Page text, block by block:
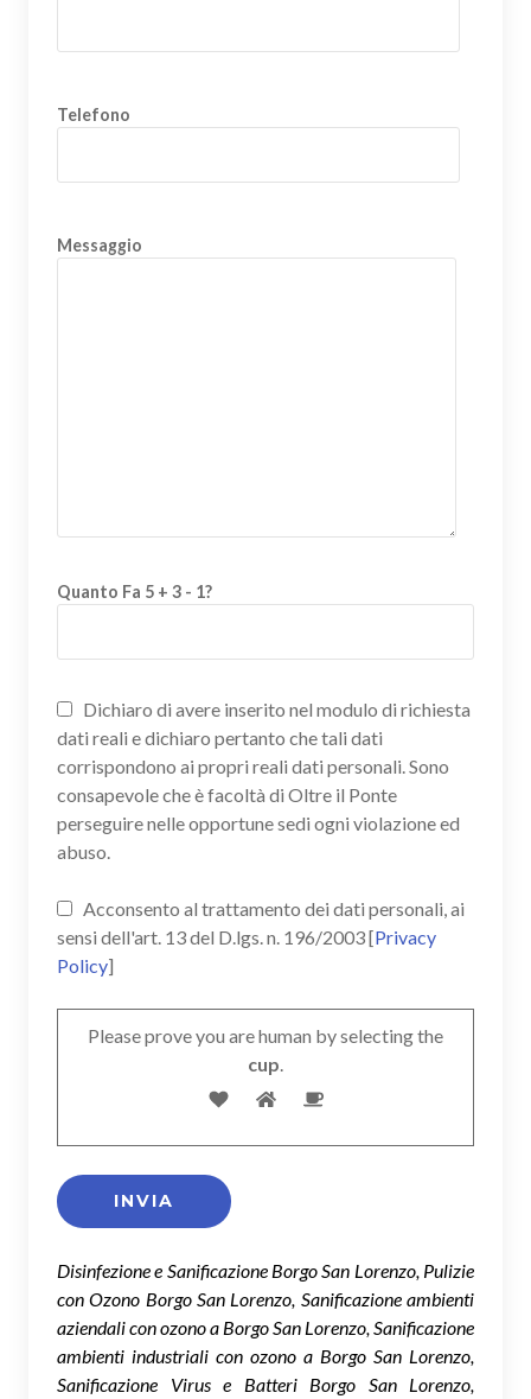
Telefono
Messaggio
Quanto Fa 5 + 3 - 1?
Dichiaro di avere inserito nel modulo di richiesta
dati reali e dichiaro pertanto che tali dati
corrispondono ai propri reali dati personali. Sono
consapevole che è facoltà di Oltre il Ponte
perseguire nelle opportune sedi ogni violazione ed
abuso.
Acconsento al trattamento dei dati personali, ai
sensi dell'art. 13 del D.lgs. n. 196/2003 [Privacy
Policy]
Please prove you are human by selecting the
cup.
Disinfezione e Sanificazione Borgo San Lorenzo, Pulizie
con Ozono Borgo San Lorenzo, Sanificazione ambienti
aziendali con ozono a Borgo San Lorenzo, Sanificazione
ambienti industriali con ozono a Borgo San Lorenzo,
Sanificazione Virus e Batteri Borgo San Lorenzo,